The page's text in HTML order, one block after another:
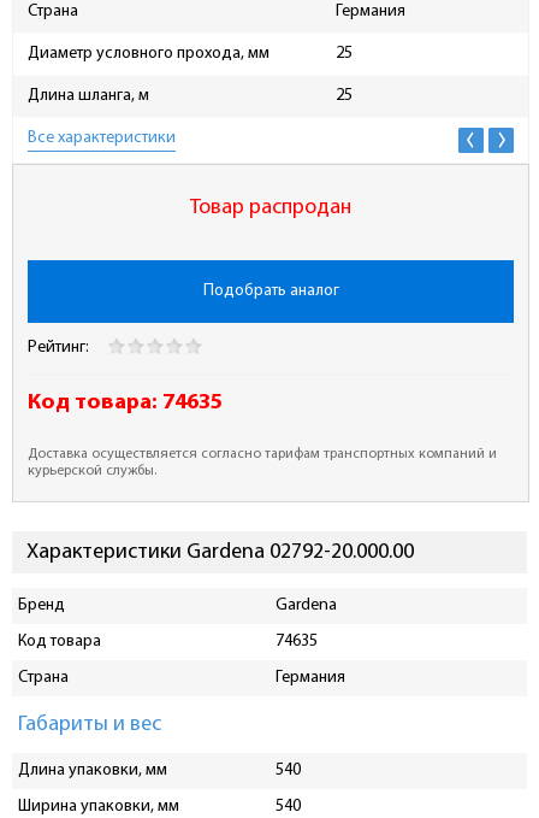
Страна Германия
Диаметр условного прохода, мм 25
Длина шланга, м 25
Все характеристики
Товар распродан
Подобрать аналог
Рейтинг:
Код товара: 74635
Доставка осуществляется согласно тарифам транспортных компаний и
курьерской службы.
Характеристики Gardena 02792-20.000.00
Бренд
Gardena
Код товара
74635
Страна
Германия
Габариты и вес
Длина упаковки, мм
540
Ширина упаковки, мм
540